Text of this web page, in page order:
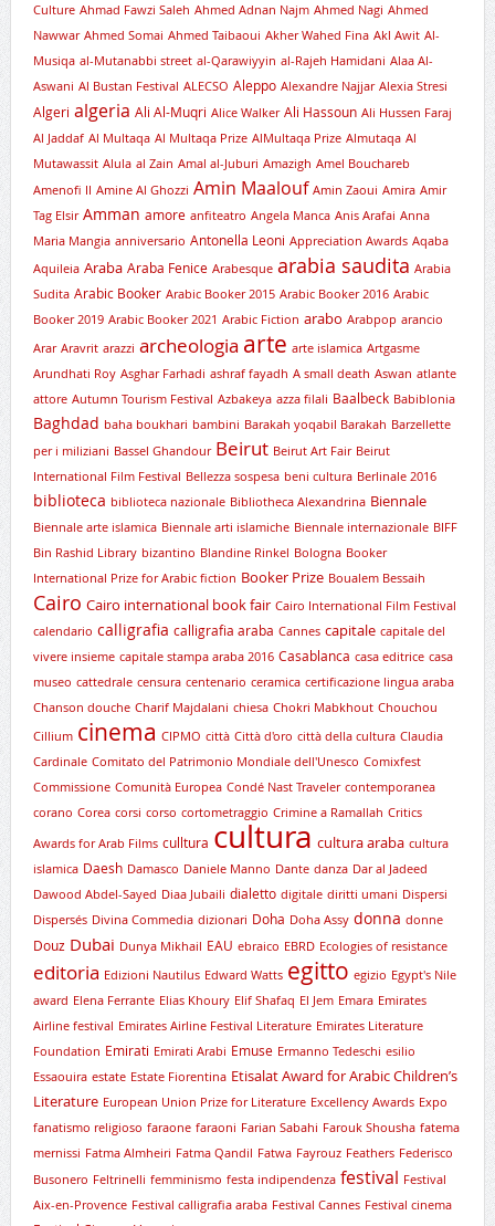
Culture Ahmad Fawzi Saleh Ahmed Adnan Najm Ahmed Nagi Ahmed
Nawwar Ahmed Somai Ahmed Taibaoui Akher Wahed Fina Akl Awit Al-
Musiqa al-Mutanabbi street al-Qarawiyyin al-Rajeh Hamidani Alaa Al-
Aswani Al Bustan Festival ALECSO Aleppo Alexandre Najjar Alexia Stresi
Algeri algeria Ali Al-Muqri Alice Walker Ali Hassoun Ali Hussen Faraj
Al Jaddaf Al Multaqa Al Multaqa Prize AlMultaqa Prize Almutaqa Al
Mutawassit Alula al Zain Amal al-Juburi Amazigh Amel Bouchareb
Amenofi II Amine Al Ghozzi Amin Maalouf Amin Zaoui Amira Amir
Tag Elsir Amman amore anfiteatro Angela Manca Anis Arafai Anna
Maria Mangia anniversario Antonella Leoni Appreciation Awards Aqaba
Aquileia Araba Araba Fenice Arabesque arabia saudita Arabia
Sudita Arabic Booker Arabic Booker 2015 Arabic Booker 2016 Arabic
Booker 2019 Arabic Booker 2021 Arabic Fiction arabo Arabpop arancio
Arar Aravrit arazzi archeologia arte arte islamica Artgasme
Arundhati Roy Asghar Farhadi ashraf fayadh A small death Aswan atlante
attore Autumn Tourism Festival Azbakeya azza filali Baalbeck Babiblonia
Baghdad baha boukhari bambini Barakah yoqabil Barakah Barzellette
per i miliziani Bassel Ghandour Beirut Beirut Art Fair Beirut
International Film Festival Bellezza sospesa beni cultura Berlinale 2016
biblioteca biblioteca nazionale Bibliotheca Alexandrina Biennale
Biennale arte islamica Biennale arti islamiche Biennale internazionale BIFF
Bin Rashid Library bizantino Blandine Rinkel Bologna Booker
International Prize for Arabic fiction Booker Prize Boualem Bessaih
Cairo Cairo international book fair Cairo International Film Festival
calendario calligrafia calligrafia araba Cannes capitale capitale del
vivere insieme capitale stampa araba 2016 Casablanca casa editrice casa
museo cattedrale censura centenario ceramica certificazione lingua araba
Chanson douche Charif Majdalani chiesa Chokri Mabkhout Chouchou
Cillium cinema CIPMO città Città d'oro città della cultura Claudia
Cardinale Comitato del Patrimonio Mondiale dell'Unesco Comixfest
Commissione Comunità Europea Condé Nast Traveler contemporanea
corano Corea corsi corso cortometraggio Crimine a Ramallah Critics
Awards for Arab Films culltura cultura cultura araba cultura
islamica Daesh Damasco Daniele Manno Dante danza Dar al Jadeed
Dawood Abdel-Sayed Diaa Jubaili dialetto digitale diritti umani Dispersi
Dispersés Divina Commedia dizionari Doha Doha Assy donna donne
Douz Dubai Dunya Mikhail EAU ebraico EBRD Ecologies of resistance
editoria Edizioni Nautilus Edward Watts egitto egizio Egypt's Nile
award Elena Ferrante Elias Khoury Elif Shafaq El Jem Emara Emirates
Airline festival Emirates Airline Festival Literature Emirates Literature
Foundation Emirati Emirati Arabi Emuse Ermanno Tedeschi esilio
Essaouira estate Estate Fiorentina Etisalat Award for Arabic Children’s
Literature European Union Prize for Literature Excellency Awards Expo
fanatismo religioso faraone faraoni Farian Sabahi Farouk Shousha fatema
mernissi Fatma Almheiri Fatma Qandil Fatwa Fayrouz Feathers Federisco
Busonero Feltrinelli femminismo festa indipendenza festival Festival
Aix-en-Provence Festival calligrafia araba Festival Cannes Festival cinema